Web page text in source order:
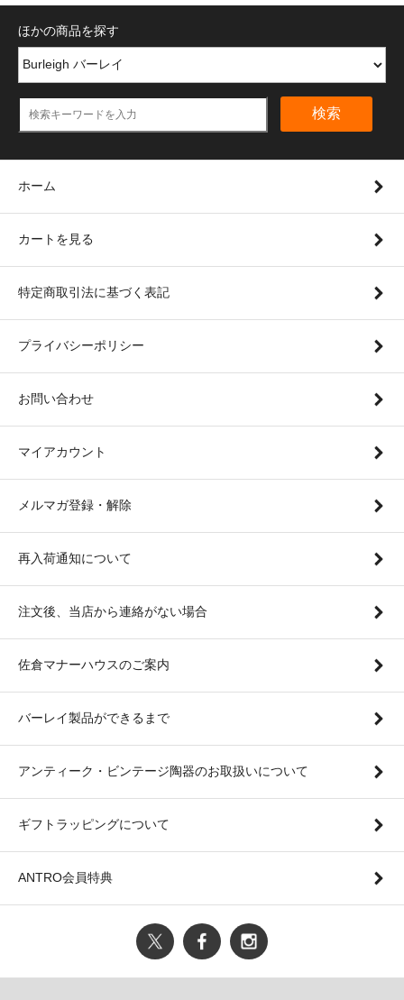
ほかの商品を探す
検索
ホーム
カートを見る
特定商取引法に基づく表記
プライバシーポリシー
お問い合わせ
マイアカウント
メルマガ登録・解除
再入荷通知について
注文後、当店から連絡がない場合
佐倉マナーハウスのご案内
バーレイ製品ができるまで
アンティーク・ビンテージ陶器のお取扱いについて
ギフトラッピングについて
ANTRO会員特典